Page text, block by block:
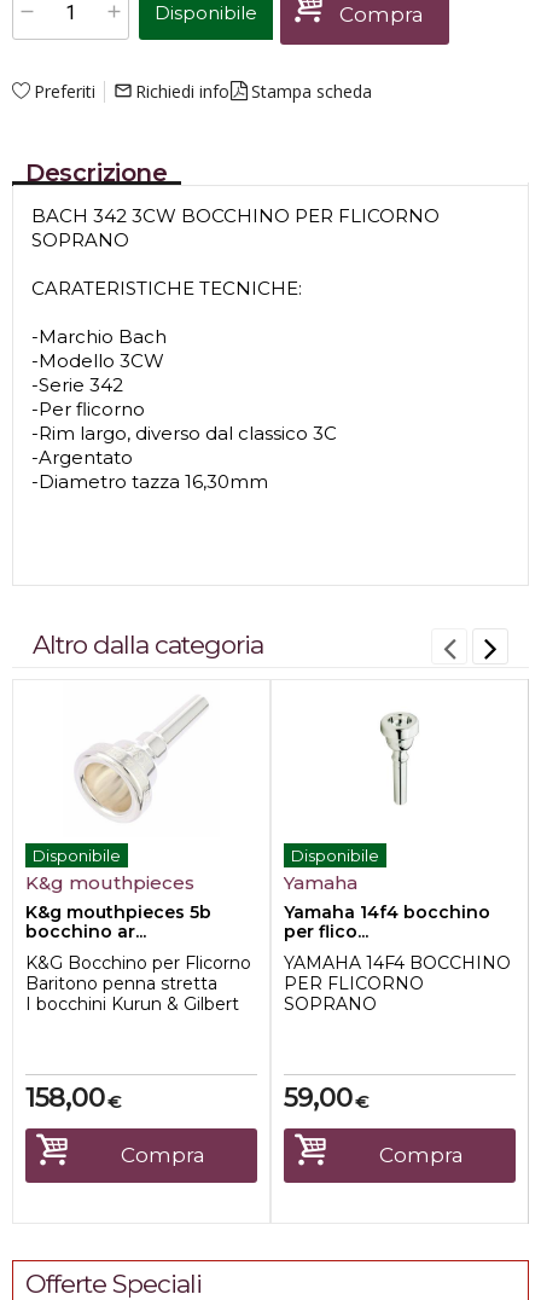
Disponibile Compra
Preferiti mail_outline Richiedi info Stampa scheda
Descrizione
BACH 342 3CW BOCCHINO PER FLICORNO
SOPRANO
CARATERISTICHE TECNICHE:
-Marchio Bach
-Modello 3CW
-Serie 342
-Per flicorno
-Rim largo, diverso dal classico 3C
-Argentato
-Diametro tazza 16,30mm
Altro dalla categoria
Disponibile
K&g mouthpieces
K&g mouthpieces 5b
bocchino ar...
K&G Bocchino per Flicorno
Baritono penna stretta
I bocchini Kurun & Gilbert
€
158,00
Compra
Disponibile
Yamaha
Yamaha 14f4 bocchino
per flico...
YAMAHA 14F4 BOCCHINO
PER FLICORNO
SOPRANO
-Diametro ...
€
59,00
Compra
Offerte Speciali